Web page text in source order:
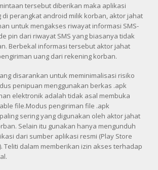
tersebut diberikan maka aplikasi
perangkat android milik korban, aktor jahat
untuk mengakses riwayat informasi SMS-
pin dari riwayat SMS yang biasanya tidak
Berbekal informasi tersebut aktor jahat
uang dari rekening korban.
disarankan untuk meminimalisasi risiko
penipuan menggunakan berkas .apk
elektronik adalah tidak asal membuka
file.Modus pengiriman file .apk
sering yang digunakan oleh aktor jahat
Selain itu gunakan hanya mengunduh
dari sumber aplikasi resmi (Play Store
Teliti dalam memberikan izin akses terhadap